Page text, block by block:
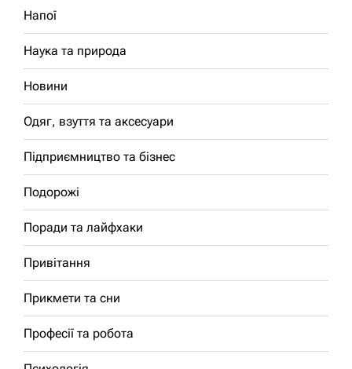
Напої
Наука та природа
Новини
Одяг, взуття та аксесуари
Підприємництво та бізнес
Подорожі
Поради та лайфхаки
Привітання
Прикмети та сни
Професії та робота